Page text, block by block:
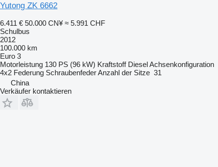
Yutong ZK 6662
6.411 € 50.000 CN¥ ≈ 5.991 CHF
Schulbus
2012
100.000 km
Euro 3
Motorleistung 130 PS (96 kW) Kraftstoff DieselAchsenkonfiguration
4x2 Federung SchraubenfederAnzahl der Sitze 31
China
Verkäufer kontaktieren